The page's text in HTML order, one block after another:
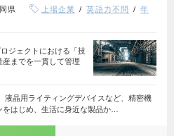
県 上場企業 英語力不問
年
ジェクトにおける「技
までを一貫して管理
液晶用ライティングデバイスなど、精密機
はじめ、生活に身近な製品か…